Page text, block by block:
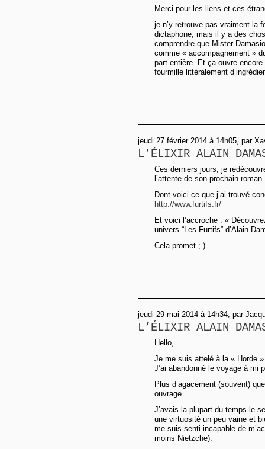
Merci pour les liens et ces
je n’y retrouve pas vraiment la
dictaphone, mais il y a des
comprendre que Mister
comme « accompagnement »
part entière. Et ça ouvre
fourmille littéralement
jeudi 27 février 2014 à 14h05, par
L’ÉLIXIR ALAIN
Ces derniers jours, je
l’attente de son prochain roman.
Dont voici ce que j’ai trouvé
http://www.furtifs.fr/
Et voici l’accroche : «
univers “Les Furtifs” d’Alain
Cela promet ;-)
jeudi 29 mai 2014 à 14h34, par
L’ÉLIXIR ALAIN
Hello,
Je me suis attelé à la « Horde
J’ai abandonné le voyage à mi
Plus d’agacement (souvent)
ouvrage.
J’avais la plupart du temps le
une virtuosité un peu vaine et
me suis senti incapable de
moins Nietzche).